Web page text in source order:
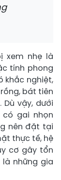
xem nhẹ là
tính phong
khắc nghiệt,
bát tiên
vậy, dưới
gai nhọn
nên đặt tại
thực tế, hệ
cơ gây tổn
những gia